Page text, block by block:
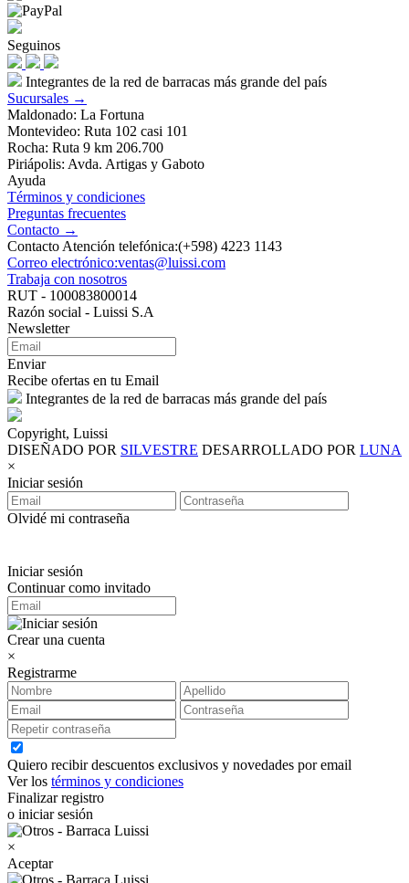
Seguinos
Integrantes de la red de barracas más grande del país
Sucursales →
Maldonado: La Fortuna
Montevideo: Ruta 102 casi 101
Rocha: Ruta 9 km 206.700
Piriápolis: Avda. Artigas y Gaboto
Ayuda
Términos y condiciones
Preguntas frecuentes
Contacto →
Contacto Atención telefónica:(+598) 4223 1143
Correo electrónico:ventas@luissi.com
Trabaja con nosotros
RUT - 100083800014
Razón social - Luissi S.A
Newsletter
Enviar
Recibe ofertas en tu Email
Integrantes de la red de barracas más grande del país
Copyright, Luissi
DISEÑADO POR SILVESTRE DESARROLLADO POR LUNA
×
Iniciar sesión
Olvidé mi contraseña
Iniciar sesión
Continuar como invitado
Crear una cuenta
×
Registrarme
Quiero recibir descuentos exclusivos y novedades por email
Ver los términos y condiciones
Finalizar registro
o iniciar sesión
×
Aceptar